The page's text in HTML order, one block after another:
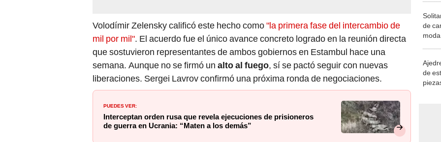
mil por mil". El acuerdo fue el único avance concreto logrado en la reunión directa
que sostuvieron representantes de ambos gobiernos en Estambul hace una
semana. Aunque no se firmó unalto al fuego, sí se pactó seguir con nuevas
liberaciones. Sergei Lavrov confirmó una próxima ronda de negociaciones.
Interceptan orden rusa que revela ejecuciones de prisioneros
de guerra en Ucrania: “Maten a los demás”
de
de